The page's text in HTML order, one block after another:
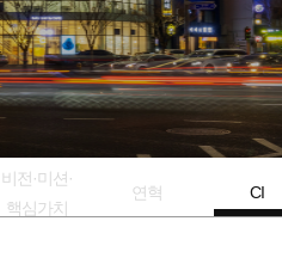
비전·미션·
핵심가치
연혁 CI